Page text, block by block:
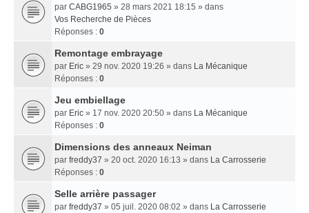
par CABG1965 » 28 mars 2021 18:15 » dans
Vos Recherche de Pièces
Réponses : 0
Remontage embrayage
par Eric » 29 nov. 2020 19:26 » dans La Mécanique
Réponses : 0
Jeu embiellage
par Eric » 17 nov. 2020 20:50 » dans La Mécanique
Réponses : 0
Dimensions des anneaux Neiman
par freddy37 » 20 oct. 2020 16:13 » dans La Carrosserie
Réponses : 0
Selle arrière passager
par freddy37 » 05 juil. 2020 08:02 » dans La Carrosserie